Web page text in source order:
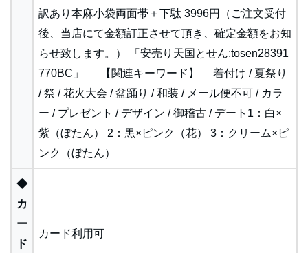
訳あり本麻小袋両面帯＋下駄 3996円（ご注文受付
後、当店にて金額訂正させて頂き、確定金額をお知
らせ致します。） 「安売り天国とせん:tosen28391
770BC」 【関連キーワード】 着付け / 夏祭り
/ 祭 / 花火大会 / 盆踊り / 和装 / メール便不可 / カラ
ー / プレゼント / デザイン / 御稽古 / デート1：白×
紫（ぼたん） 2：黒×ピンク（花） 3：クリーム×ピ
ンク（ぼたん）
◆
カ
ー
ド
カード利用可